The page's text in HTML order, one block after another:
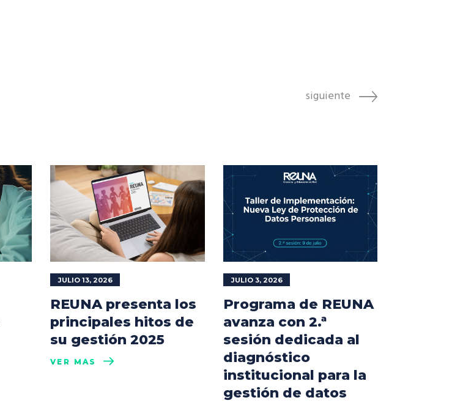
siguiente
JULIO 13, 2026
REUNA presenta los
principales hitos de
su gestión 2025
VER MÁS
JULIO 3, 2026
Programa de REUNA
avanza con 2.ª
sesión dedicada al
diagnóstico
institucional para la
gestión de datos